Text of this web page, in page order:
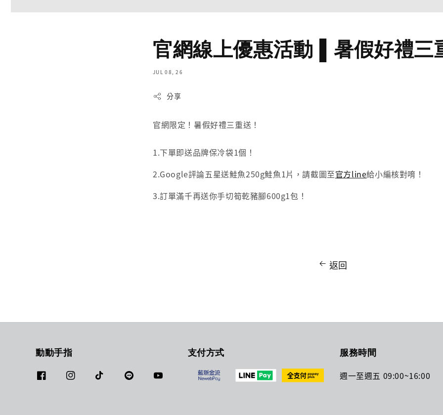
官網線上優惠活動 ▌暑假好禮三
JUL 08, 26
分享
官網限定！暑假好禮三重送！
1.下單即送品牌保冷袋1個！
2.Google評論五星送鮭魚250g鮭魚1片，請截圖至官方line給小編核對唷！
3.訂單滿千再送你手切筍乾豬腳600g1包！
返回
動動手指 支付方式 服務時間
週一至週五 09:00~16:00